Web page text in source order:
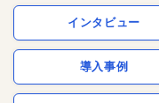
インタビュー
導入事例